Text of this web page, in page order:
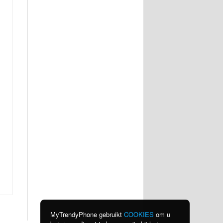
MyTrendyPhone gebruikt COOKIES om u